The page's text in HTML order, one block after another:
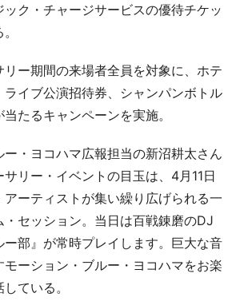
ク・チャージサービスの優待チケッ
ー期間の来場者全員を対象に、ホテ
ライブ公演招待券、シャンパンボトル
たるキャンペーンを実施。
・ヨコハマ広報担当の新沼耕太さん
リー・イベントの目玉は、4月11日
ーティストが集い繰り広げられる一
セッション。当日は百戦錬磨のDJ
部』が常時プレイします。巨大な音
ーション・ブルー・ヨコハマをお楽
ている。